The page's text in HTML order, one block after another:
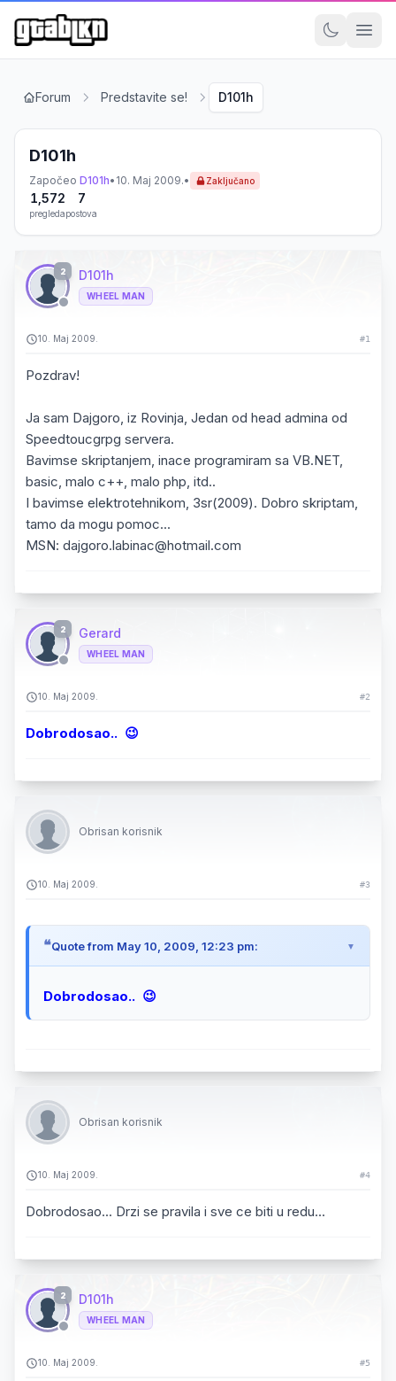
Forum Predstavite se! D101h
D101h
Započeo D101h• 10. Maj 2009.• Zaključano
1,572
pregleda
7
postova
2 D101h
WHEEL MAN
10. Maj 2009. #1
Pozdrav!
Ja sam Dajgoro, iz Rovinja, Jedan od head admina od
Speedtoucgrpg servera.
Bavimse skriptanjem, inace programiram sa VB.NET,
basic, malo c++, malo php, itd..
I bavimse elektrotehnikom, 3sr(2009). Dobro skriptam,
tamo da mogu pomoc...
MSN: dajgoro.labinac@hotmail.com
2 Gerard
WHEEL MAN
10. Maj 2009. #2
Dobrodosao.. 😉
Obrisan korisnik
10. Maj 2009. #3
Quote from May 10, 2009, 12:23 pm:
Dobrodosao.. 😉
Obrisan korisnik
10. Maj 2009. #4
Dobrodosao... Drzi se pravila i sve ce biti u redu...
2 D101h
WHEEL MAN
10. Maj 2009. #5